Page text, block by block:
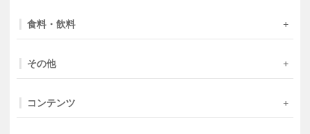
食料・飲料
その他
コンテンツ